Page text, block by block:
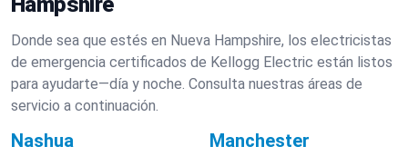
Donde sea que estés en Nueva Hampshire, los electricistas
de emergencia certificados de Kellogg Electric están listos
para ayudarte—día y noche. Consulta nuestras áreas de
servicio a continuación.
Nashua
Manchester